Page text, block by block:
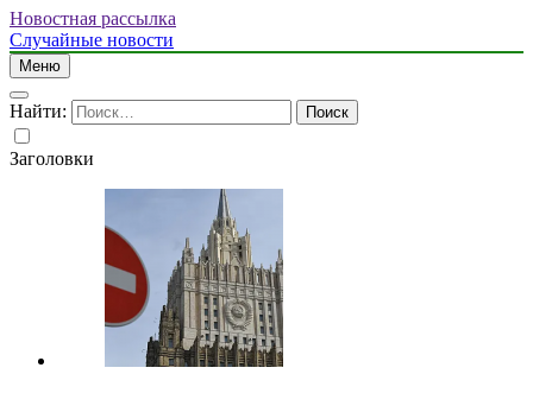
Новостная рассылка
Случайные новости
Меню
Найти:
Заголовки